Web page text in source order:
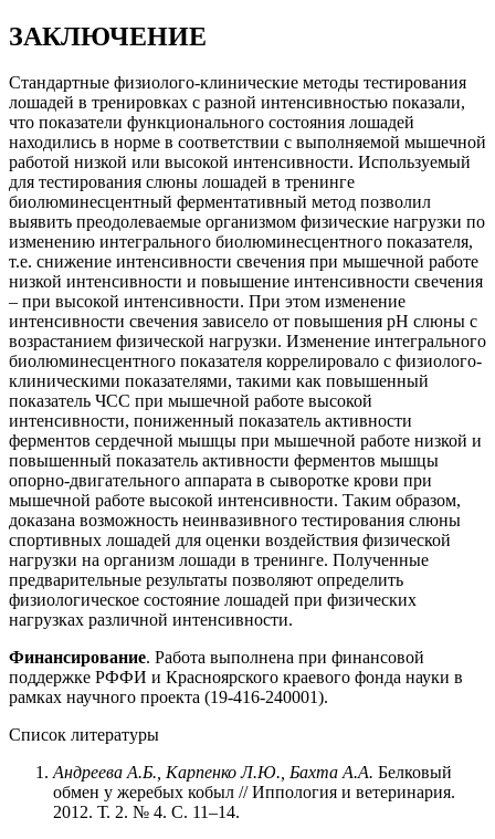
ЗАКЛЮЧЕНИЕ
Стандартные физиолого-клинические методы тестирования
лошадей в тренировках с разной интенсивностью показали,
что показатели функционального состояния лошадей
находились в норме в соответствии с выполняемой мышечной
работой низкой или высокой интенсивности. Используемый
для тестирования слюны лошадей в тренинге
биолюминесцентный ферментативный метод позволил
выявить преодолеваемые организмом физические нагрузки по
изменению интегрального биолюминесцентного показателя,
т.е. снижение интенсивности свечения при мышечной работе
низкой интенсивности и повышение интенсивности свечения
– при высокой интенсивности. При этом изменение
интенсивности свечения зависело от повышения рН слюны с
возрастанием физической нагрузки. Изменение интегрального
биолюминесцентного показателя коррелировало с физиолого-
клиническими показателями, такими как повышенный
показатель ЧСС при мышечной работе высокой
интенсивности, пониженный показатель активности
ферментов сердечной мышцы при мышечной работе низкой и
повышенный показатель активности ферментов мышцы
опорно-двигательного аппарата в сыворотке крови при
мышечной работе высокой интенсивности. Таким образом,
доказана возможность неинвазивного тестирования слюны
спортивных лошадей для оценки воздействия физической
нагрузки на организм лошади в тренинге. Полученные
предварительные результаты позволяют определить
физиологическое состояние лошадей при физических
нагрузках различной интенсивности.
Финансирование. Работа выполнена при финансовой
поддержке РФФИ и Красноярского краевого фонда науки в
рамках научного проекта (19-416-240001).
Список литературы
Андреева А.Б., Карпенко Л.Ю., Бахта А.А. Белковый
обмен у жеребых кобыл // Иппология и ветеринария.
2012. Т. 2. № 4. С. 11–14.